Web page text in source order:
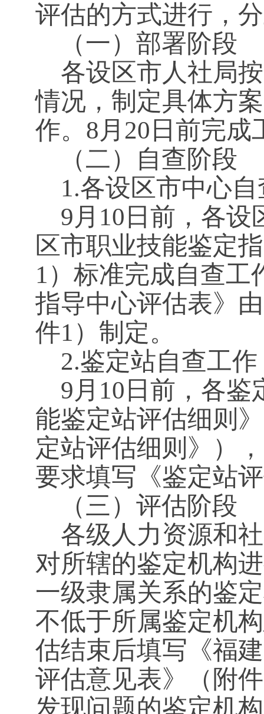
评估的方式进行，
（一）部署阶段
各设区市人社局
情况，制定具体方
作。8月20日前完成
（二）自查阶段
1.各设区市中心
9 月10日前，各
区市职业技能鉴定
1）标准完成自查工
指导中心评估表》
件1）制定。
2.鉴定站自查工作
9 月10日前，各鉴
能鉴定站评估细则》
定站评估细则》）
要求填写《鉴定站
（三）评估阶段
各级人力资源和
对所辖的鉴定机构
一级隶属关系的鉴
不低于所属鉴定机
估结束后填写《福
评估意见表》（附
发现问题的鉴定机